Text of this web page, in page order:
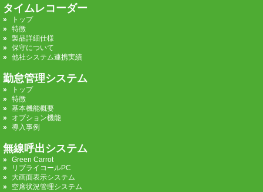
タイムレコーダー
トップ
特徴
製品詳細仕様
保守について
他社システム連携実績
勤怠管理システム
トップ
特徴
基本機能概要
オプション機能
導入事例
無線呼出システム
Green Carrot
リプライコールPC
大画面表示システム
空席状況管理システム